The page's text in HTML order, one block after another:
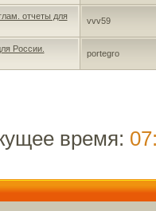
отчеты для
vvv59
России.
portegro
время: